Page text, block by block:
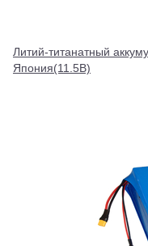
Литий-титанатный
Япония(11.5В)